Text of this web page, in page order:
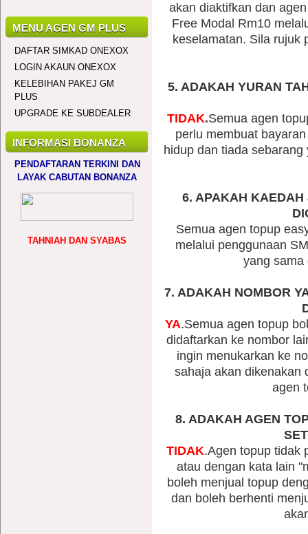
MENU AGEN GM PLUS
DAFTAR SIMKAD ONEXOX
LOGIN AKAUN ONEXOX
KELEBIHAN PAKEJ GM
PLUS
UPGRADE KE SUBDEALER
INFORMASI BONANZA
PENDAFTARAN TERKINI DAN
LAYAK CABUTAN BONANZA
TAHNIAH DAN SYABAS
akan diaktifkan dan
Free Modal Rm10
keselamatan. Sila rujuk
5. ADAKAH YURAN
TIDAK.Semua agen
perlu membuat
hidup dan tiada
6. APAKAH
Semua agen topup
melalui penggunaan
yang
7. ADAKAH NOMBOR
YA.Semua agen topup
didaftarkan ke nombor
ingin menukarkan ke
sahaja akan dikenakan
agen
8. ADAKAH AGEN
TIDAK.Agen topup tidak
atau dengan kata lain
boleh menjual topup
dan boleh berhenti